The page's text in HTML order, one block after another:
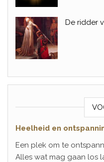
De ridder
Heelheid en
Een plek om te
Alles wat mag gaan los